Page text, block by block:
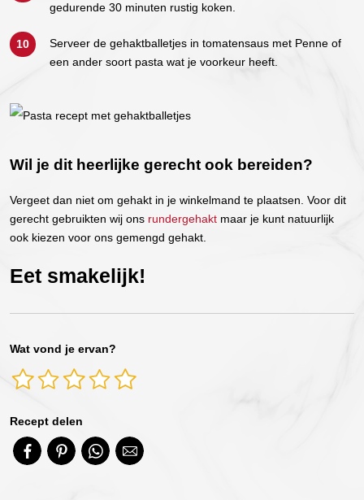
gedurende 30 minuten rustig koken.
Serveer de gehaktballetjes in tomatensaus met Penne of
een ander soort pasta wat je voorkeur heeft.
Wil je dit heerlijke gerecht ook bereiden?
Vergeet dan niet om gehakt in je winkelmand te plaatsen. Voor dit
gerecht gebruikten wij ons rundergehakt maar je kunt natuurlijk
ook kiezen voor ons gemengd gehakt.
Eet smakelijk!
Wat vond je ervan?
Recept delen